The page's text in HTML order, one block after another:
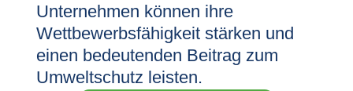
Unternehmen können ihre
Wettbewerbsfähigkeit stärken und
einen bedeutenden Beitrag zum
Umweltschutz leisten.